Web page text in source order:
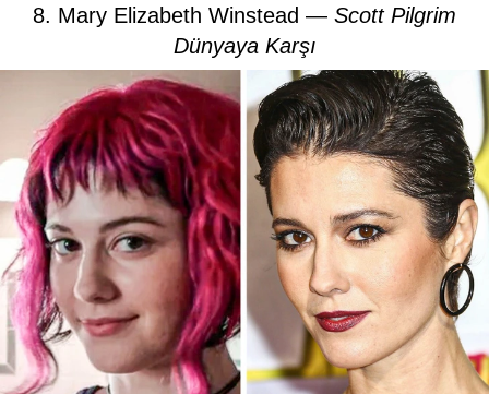
8. Mary Elizabeth Winstead — Scott Pilgrim
Dünyaya Karşı